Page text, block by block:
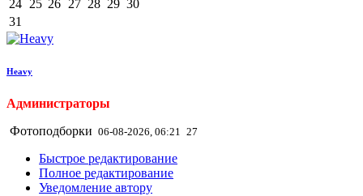
24 25 26 27 28 29 30
31
Heavy
Администраторы
Фотоподборки 06-08-2026, 06:21 27
Быстрое редактирование
Полное редактирование
Уведомление автору